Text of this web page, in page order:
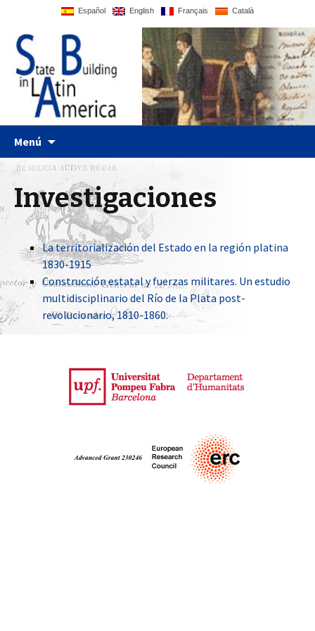
Español English Français Català
Statebglat
UPF website
Menú
Investigaciones
La territorialización del Estado en la región platina
1830-1915
Construcción estatal y fuerzas militares. Un estudio
multidisciplinario del Río de la Plata post-
revolucionario, 1810-1860.